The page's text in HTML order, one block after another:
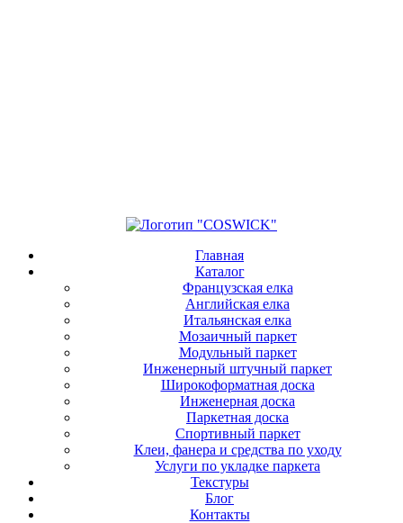
Главная
Каталог
Французская елка
Английская елка
Итальянская елка
Мозаичный паркет
Модульный паркет
Инженерный штучный паркет
Широкоформатная доска
Инженерная доска
Паркетная доска
Спортивный паркет
Клеи, фанера и средства по уходу
Услуги по укладке паркета
Текстуры
Блог
Контакты